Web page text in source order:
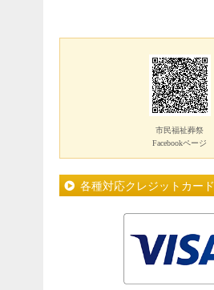
市民福祉葬祭
Facebookページ
各種対応クレジットカード